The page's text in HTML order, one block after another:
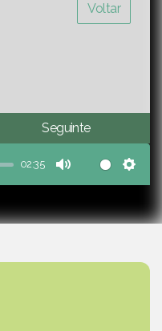
Voltar
Seguinte
02:35
Mute